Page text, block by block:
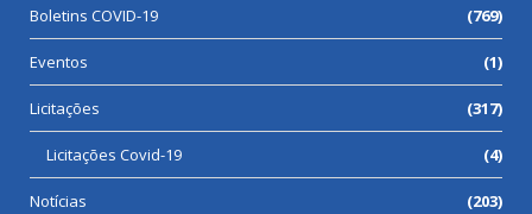
Boletins COVID-19 (769)
Eventos (1)
Licitações (317)
Licitações Covid-19 (4)
Notícias (203)